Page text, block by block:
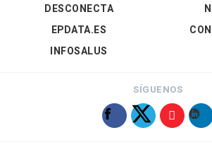
DESCONECTA
EPDATA.ES
INFOSALUS
SÍGUENOS